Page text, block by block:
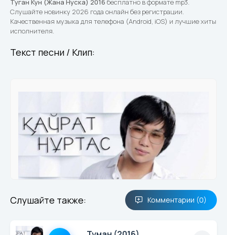
Туган Кун (Жана Нуска) 2016 бесплатно в формате mp3.
Слушайте новинку 2026 года онлайн без регистрации.
Качественная музыка для телефона (Android, iOS) и лучшие хиты
исполнителя.
Текст песни / Клип:
Слушайте также: Комментарии (0)